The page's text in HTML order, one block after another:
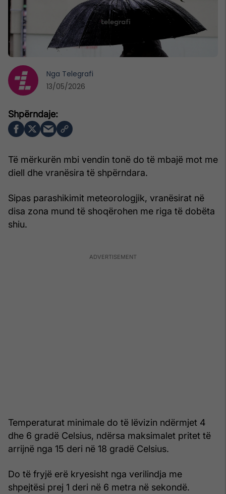
Të mërkurën mbi vendin tonë do të mbajë mot me
diell dhe vranësira të shpërndara.
Sipas parashikimit meteorologjik, vranësirat në
disa zona mund të shoqërohen me riga të dobëta
shiu.
Temperaturat minimale do të lëvizin ndërmjet 4
dhe 6 gradë Celsius, ndërsa maksimalet pritet të
arrijnë nga 15 deri në 18 gradë Celsius.
Do të fryjë erë kryesisht nga verilindja me
shpejtësi prej 1 deri në 6 metra në sekondë.
Nga Telegrafi
13/05/2026